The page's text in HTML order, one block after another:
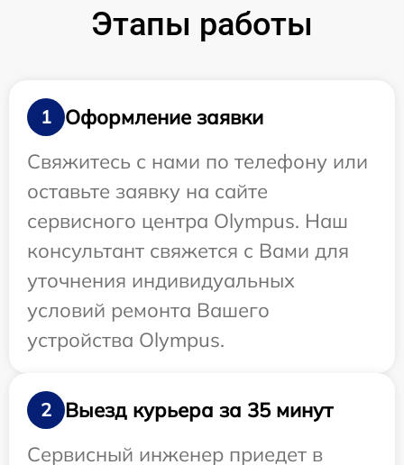
Этапы работы
1
Оформление заявки
Свяжитесь с нами по телефону или
оставьте заявку на сайте
сервисного центра Olympus. Наш
консультант свяжется с Вами для
уточнения индивидуальных
условий ремонта Вашего
устройства Olympus.
2
Выезд курьера за 35 минут
Сервисный инженер приедет в